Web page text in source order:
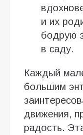
и их
бодрую
в саду.
Каждый
большим
движения,
радость.